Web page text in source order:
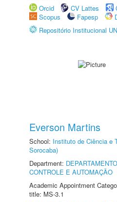
Orcid
CV Lattes
Scopus
Fapesp
Repositório Institucional
Everson Martins
School: Instituto de Ciência e
Sorocaba)
Department:
CONTROLE E AUTOMAÇÃO
Academic Appointment
title: MS-3.1